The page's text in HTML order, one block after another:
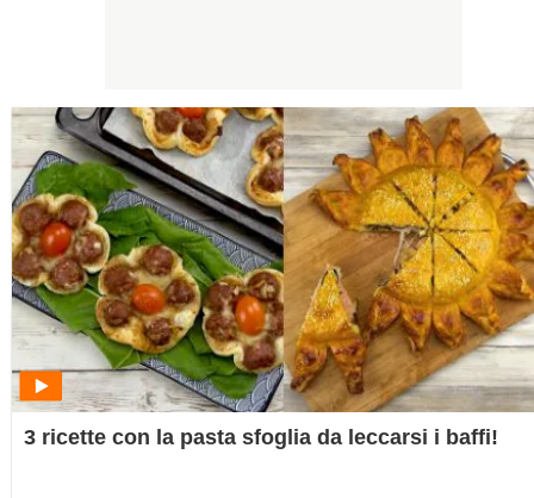
3 ricette con la pasta sfoglia da leccarsi i baffi!